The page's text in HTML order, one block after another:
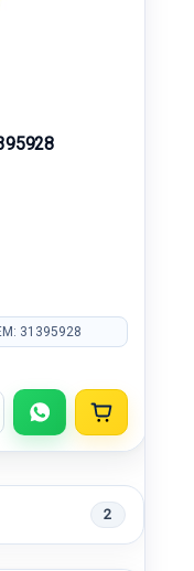
31395928
2